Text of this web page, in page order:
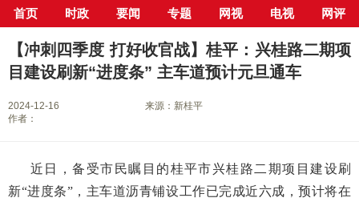
首页 时政 要闻 专题 网视 电视 网评
当前位置： 首页> 专栏>冲刺四季度 打好收官战> 正文
【冲刺四季度 打好收官战】桂平：兴桂路二期项
目建设刷新“进度条” 主车道预计元旦通车
2024-12-16
来源：新桂平
作者：
近日，备受市民瞩目的桂平市兴桂路二期项目建设刷
新“进度条”，主车道沥青铺设工作已完成近六成，预计将在